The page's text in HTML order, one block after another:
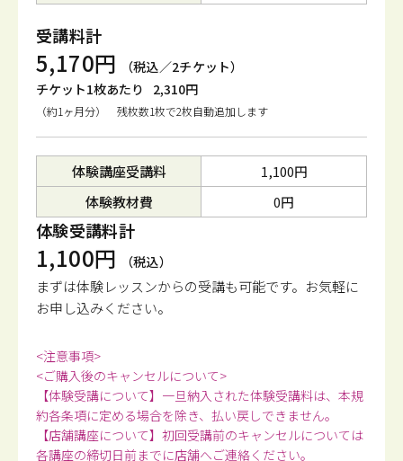
受講料計
5,170円
（税込／2チケット）
チケット1枚あたり
2,310円
（約1ヶ月分） 残枚数1枚で2枚自動追加します
体験講座受講料
1,100円
体験教材費
0円
体験受講料計
1,100円 （税込）
まずは体験レッスンからの受講も可能です。 お気軽に
お申し込みください。
<注意事項>
<ご購入後のキャンセルについて>
【体験受講について】一旦納入された体験受講料は、本規
約各条項に定める場合を除き、払い戻しできません。
【店舗講座について】初回受講前のキャンセルについては
各講座の締切日前までに店舗へご連絡ください。